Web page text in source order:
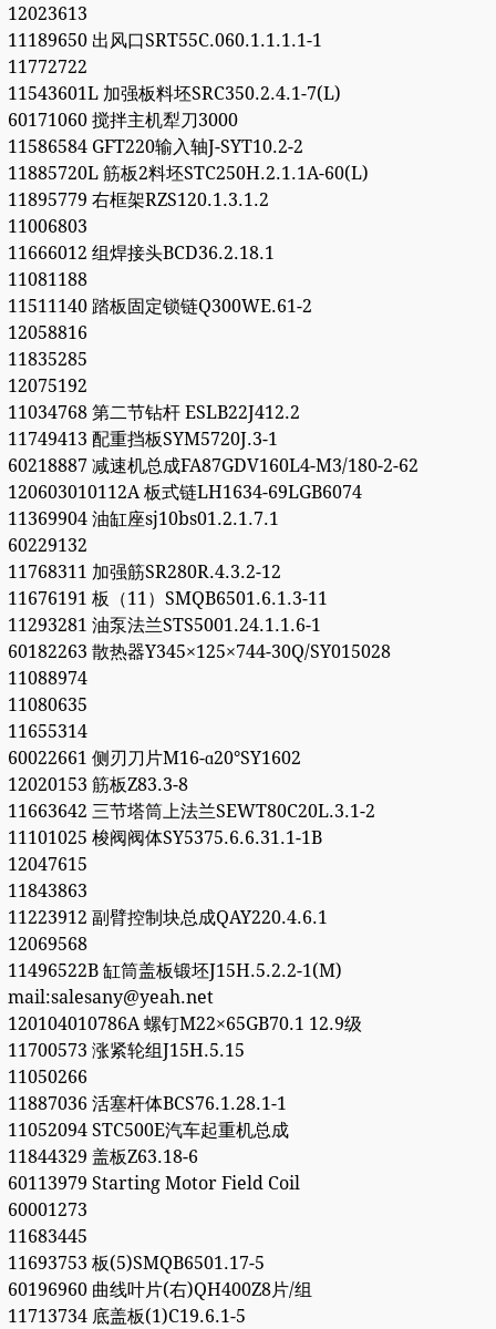
12023613
11189650 出风口SRT55C.060.1.1.1.1-1
11772722
11543601L 加强板料坯SRC350.2.4.1-7(L)
60171060 搅拌主机犁刀3000
11586584 GFT220输入轴J-SYT10.2-2
11885720L 筋板2料坯STC250H.2.1.1A-60(L)
11895779 右框架RZS120.1.3.1.2
11006803
11666012 组焊接头BCD36.2.18.1
11081188
11511140 踏板固定锁链Q300WE.61-2
12058816
11835285
12075192
11034768 第二节钻杆 ESLB22J412.2
11749413 配重挡板SYM5720J.3-1
60218887 减速机总成FA87GDV160L4-M3/180-2-62
120603010112A 板式链LH1634-69LGB6074
11369904 油缸座sj10bs01.2.1.7.1
60229132
11768311 加强筋SR280R.4.3.2-12
11676191 板（11）SMQB6501.6.1.3-11
11293281 油泵法兰STS5001.24.1.1.6-1
60182263 散热器Y345×125×744-30Q/SY015028
11088974
11080635
11655314
60022661 侧刃刀片M16-ɑ20°SY1602
12020153 筋板Z83.3-8
11663642 三节塔筒上法兰SEWT80C20L.3.1-2
11101025 梭阀阀体SY5375.6.6.31.1-1B
12047615
11843863
11223912 副臂控制块总成QAY220.4.6.1
12069568
11496522B 缸筒盖板锻坯J15H.5.2.2-1(M)
mail:salesany@yeah.net
120104010786A 螺钉M22×65GB70.1 12.9级
11700573 涨紧轮组J15H.5.15
11050266
11887036 活塞杆体BCS76.1.28.1-1
11052094 STC500E汽车起重机总成
11844329 盖板Z63.18-6
60113979 Starting Motor Field Coil
60001273
11683445
11693753 板(5)SMQB6501.17-5
60196960 曲线叶片(右)QH400Z8片/组
11713734 底盖板(1)C19.6.1-5